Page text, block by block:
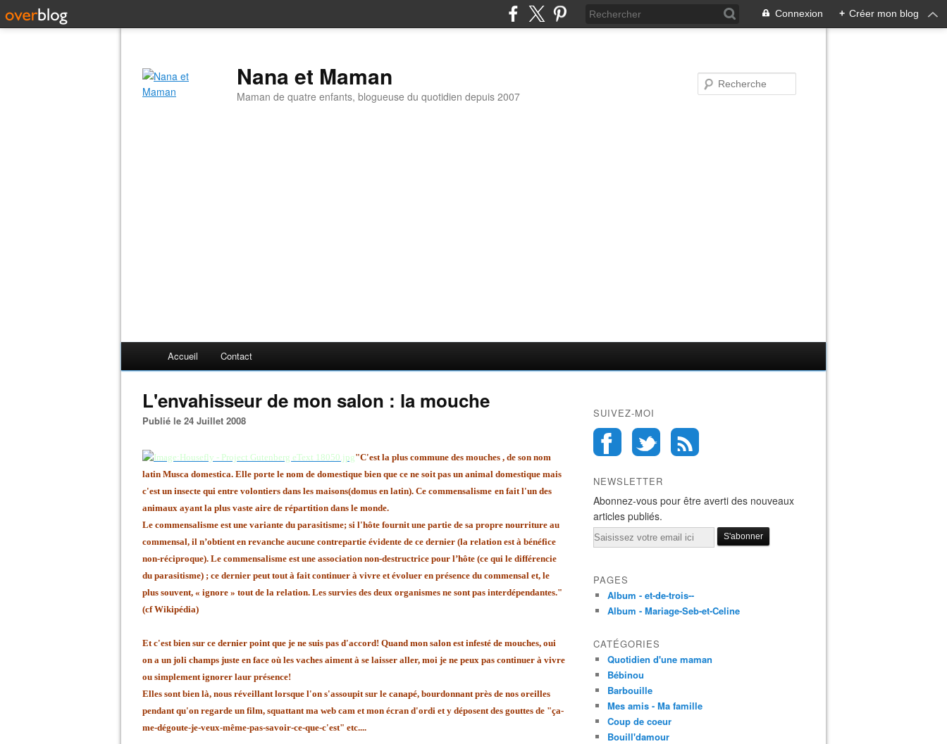
Connexion + Créer mon blog
Nana et Maman
Maman de quatre enfants, blogueuse du quotidien depuis 2007
Accueil Contact
L'envahisseur de mon salon : la mouche
Publié le 24 Juillet 2008
"C'est la plus commune des mouches , de son nom
latin Musca domestica. Elle porte le nom de domestique bien que ce ne soit pas un animal domestique mais
c'est un insecte qui entre volontiers dans les maisons(domus en latin). Ce commensalisme en fait l'un des
animaux ayant la plus vaste aire de répartition dans le monde.
Le commensalisme est une variante du parasitisme; si l'hôte fournit une partie de sa propre nourriture au
commensal, il n’obtient en revanche aucune contrepartie évidente de ce dernier (la relation est à bénéfice
non-réciproque). Le commensalisme est une association non-destructrice pour l’hôte (ce qui le différencie
du parasitisme) ; ce dernier peut tout à fait continuer à vivre et évoluer en présence du commensal et, le
plus souvent, « ignore » tout de la relation. Les survies des deux organismes ne sont pas interdépendantes."
(cf Wikipédia)
Et c'est bien sur ce dernier point que je ne suis pas d'accord! Quand mon salon est infesté de mouches, oui
on a un joli champs juste en face où les vaches aiment à se laisser aller, moi je ne peux pas continuer à vivre
ou simplement ignorer laur présence!
Elles sont bien là, nous réveillant lorsque l'on s'assoupit sur le canapé, bourdonnant près de nos oreilles
pendant qu'on regarde un film, squattant ma web cam et mon écran d'ordi et y déposent des gouttes de "ça-
me-dégoute-je-veux-même-pas-savoir-ce-que-c'est" etc....
SUIVEZ-MOI
NEWSLETTER
Abonnez-vous pour être averti des nouveaux
articles publiés.
Email
PAGES
Album - et-de-trois--
Album - Mariage-Seb-et-Celine
CATÉGORIES
Quotidien d'une maman
Bébinou
Barbouille
Mes amis - Ma famille
Coup de coeur
Bouill'damour